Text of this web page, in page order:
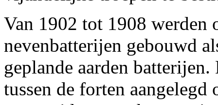
Van 1902 tot 1908 werden
nevenbatterijen gebouwd
geplande aarden
tussen de forten aangelegd